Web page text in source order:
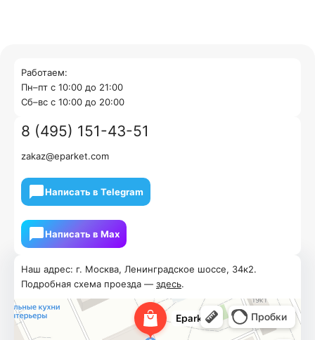
Наш адрес: г. Москва, Ленинградское шоссе, 34к2.
Подробная схема проезда — здесь.
Работаем:
Пн–пт с 10:00 до 21:00
Cб–вс с 10:00 до 20:00
8 (495) 151-43-51
zakaz@eparket.com
Написать в Telegram
Написать в Мах